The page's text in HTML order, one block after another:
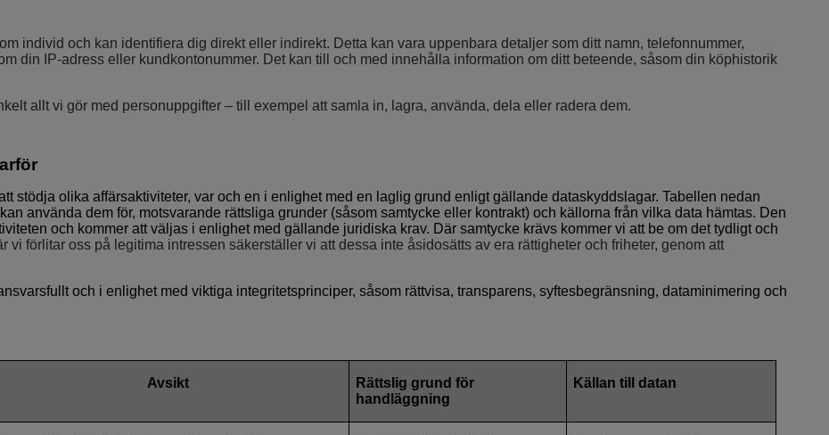
individ och kan identifiera dig direkt eller indirekt. Detta kan vara uppenbara detaljer som ditt namn, telefonnummer,
din IP-adress eller kundkontonummer. Det kan till och med innehålla information om ditt beteende, såsom din köphistorik
allt vi gör med personuppgifter – till exempel att samla in, lagra, använda, dela eller radera dem.
stödja olika affärsaktiviteter, var och en i enlighet med en laglig grund enligt gällande dataskyddslagar. Tabellen nedan
använda dem för, motsvarande rättsliga grunder (såsom samtycke eller kontrakt) och källorna från vilka data hämtas. Den
och kommer att väljas i enlighet med gällande juridiska krav. Där samtycke krävs kommer vi att be om det tydligt och
vi förlitar oss på legitima intressen säkerställer vi att dessa inte åsidosätts av era rättigheter och friheter, genom att
och i enlighet med viktiga integritetsprinciper, såsom rättvisa, transparens, syftesbegränsning, dataminimering och
Avsikt
Rättslig grund för
handläggning
Källan till datan